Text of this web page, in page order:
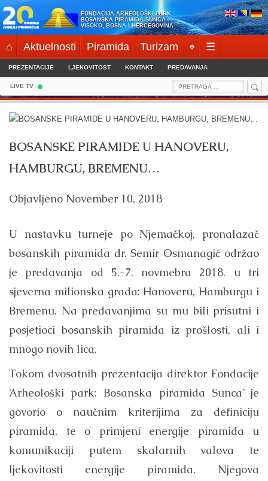
Skip
to
content
FONDACIJA ARHEOLOŠKI PARK:
BOSANSKA PIRAMIDA SUNCA
VISOKO, BOSNA I HERCEGOVINA
⌂ Aktuelnosti Piramida Turizam ⌖ ☰
PREZENTACIJE LJEKOVITOST KONTAKT PREDAVANJA
LIVE TV
Search
for:
BOSANSKE PIRAMIDE U HANOVERU,
HAMBURGU, BREMENU…
Objavljeno November 10, 2018
U nastavku turneje po Njemačkoj, pronalazač
bosanskih piramida dr. Semir Osmanagić održao
je predavanja od 5.-7. novmebra 2018. u tri
sjeverna milionska grada: Hanoveru, Hamburgu i
Bremenu. Na predavanjima su mu bili prisutni i
posjetioci bosanskih piramida iz prošlosti, ali i
mnogo novih lica.
Tokom dvosatnih prezentacija direktor Fondacije
‘Arheološki park: Bosanska piramida Sunca’ je
govorio o naučnim kriterijima za definiciju
piramida, te o primjeni energije piramida u
komunikaciji putem skalarnih valova te
ljekovitosti energije piramida. Njegova